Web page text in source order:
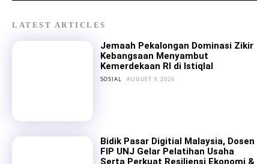
LATEST ARTICLES
Jemaah Pekalongan Dominasi Zikir
Kebangsaan Menyambut
Kemerdekaan RI di Istiqlal
SOSIAL AUGUST 9, 2026
Bidik Pasar Digitial Malaysia, Dosen
FIP UNJ Gelar Pelatihan Usaha